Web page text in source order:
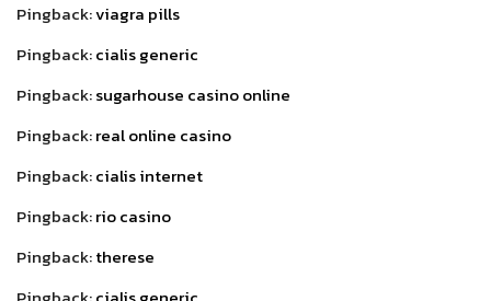
Pingback:viagra pills
Pingback:cialis generic
Pingback:sugarhouse casino online
Pingback:real online casino
Pingback:cialis internet
Pingback:rio casino
Pingback:therese